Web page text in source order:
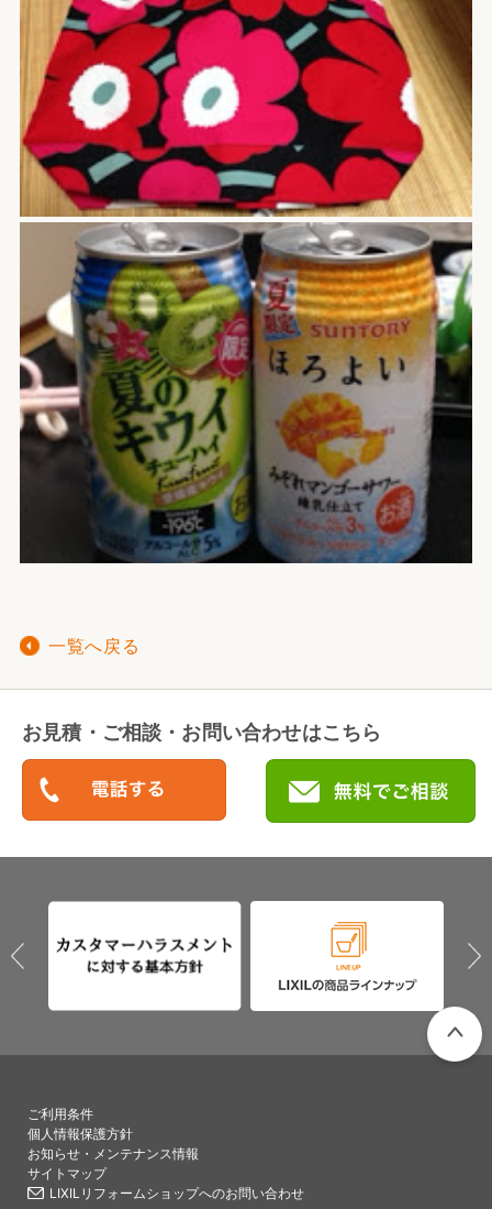
一覧へ戻る
お見積・ご相談・お問い合わせはこちら
ご利用条件
個人情報保護方針
お知らせ・メンテナンス情報
サイトマップ
LIXILリフォームショップへのお問い合わせ